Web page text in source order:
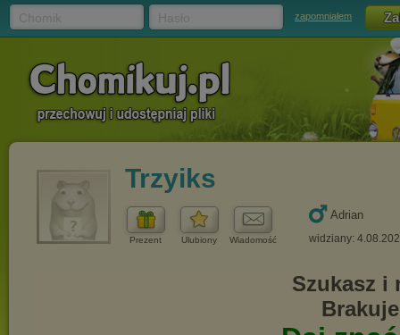
zapomniałem
Trzyiks
Prezent Ulubiony Wiadomość
Adrian
widziany: